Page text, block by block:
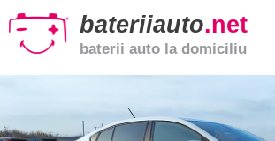
bateriiauto.net
baterii auto la domiciliu